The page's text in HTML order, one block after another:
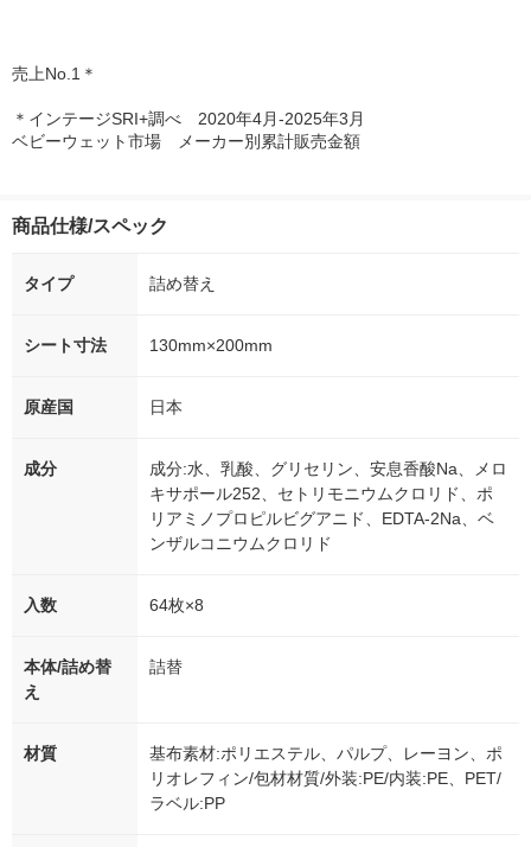
売上No.1＊
＊インテージSRI+調べ 2020年4月-2025年3月
ベビーウェット市場 メーカー別累計販売金額
商品仕様/スペック
タイプ 詰め替え
シート寸法 130mm×200mm
原産国 日本
成分
成分:水、乳酸、グリセリン、安息香酸Na、メロ
キサポール252、セトリモニウムクロリド、ポ
リアミノプロピルビグアニド、EDTA-2Na、ベ
ンザルコニウムクロリド
入数 64枚×8
本体/詰め替
え
詰替
材質
基布素材:ポリエステル、パルプ、レーヨン、ポ
リオレフィン/包材材質/外装:PE/内装:PE、PET/
ラベル:PP